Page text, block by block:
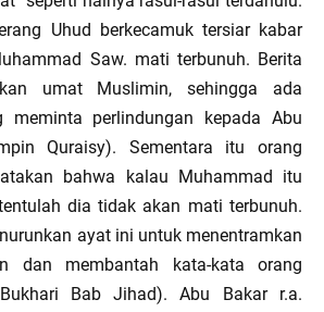
Uhud berkecamuk tersiar kabar
Saw. mati terbunuh. Berita
umat Muslimin, sehingga ada
meminta perlindungan kepada Abu
Quraisy). Sementara itu orang
bahwa kalau Muhammad itu
dia tidak akan mati terbunuh.
ayat ini untuk menentramkan
dan membantah kata-kata orang
Bab Jihad). Abu Bakar r.a.